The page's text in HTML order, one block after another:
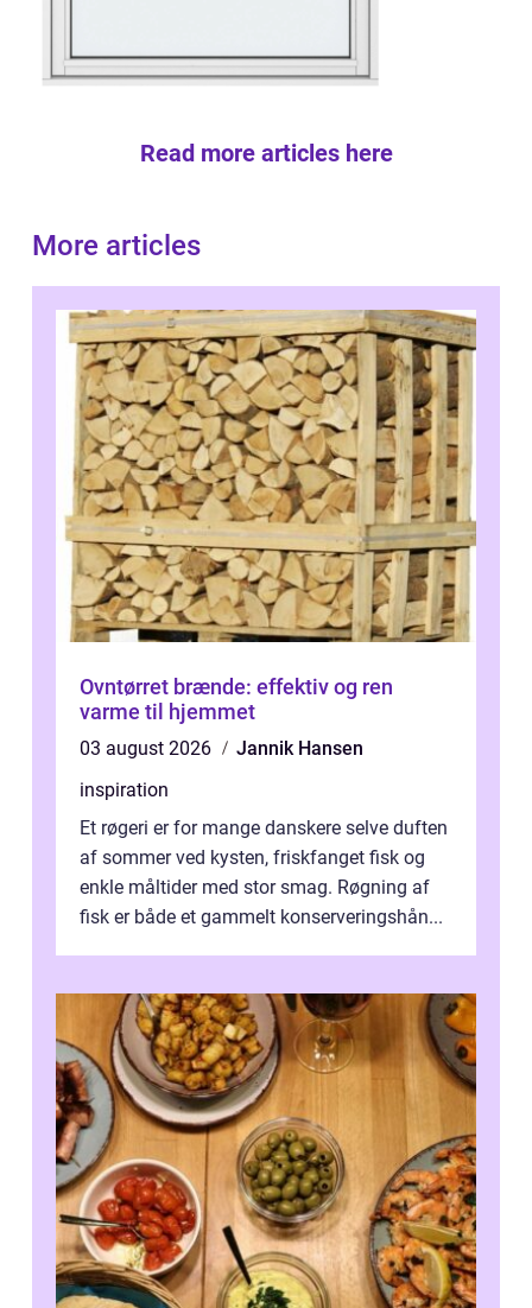
Read more articles here
More articles
Ovntørret brænde: effektiv og ren
varme til hjemmet
03 august 2026
Jannik Hansen
inspiration
Et røgeri er for mange danskere selve duften
af sommer ved kysten, friskfanget fisk og
enkle måltider med stor smag. Røgning af
fisk er både et gammelt konserveringshån...